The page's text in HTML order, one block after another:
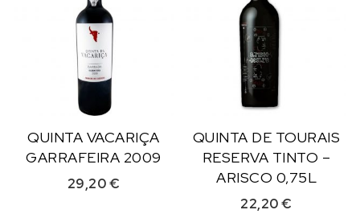
QUINTA VACARIÇA
GARRAFEIRA 2009
29,20€
QUINTA DE TOURAIS
RESERVA TINTO –
ARISCO 0,75L
22,20€